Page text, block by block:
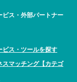
ビス・外部パートナー
ビス・ツールを探す
スマッチング【カテゴ